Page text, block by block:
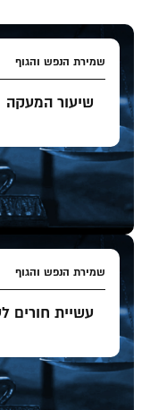
שמירת הנפש והגוף
שיעור המעקה
שמירת הנפש והגוף
עשיית חורים